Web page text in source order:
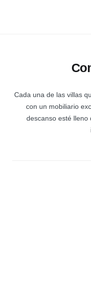
Cada una de las villas
con un mobiliario
descanso esté lleno